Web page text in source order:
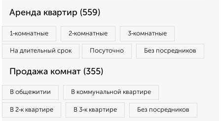
Аренда квартир (559)
1‑комнатные 2‑комнатные 3‑комнатные
На длительный срок Посуточно Без посредников
Продажа комнат (355)
В общежитии В коммунальной квартире
В 2‑к квартире В 3‑к квартире Без посредников